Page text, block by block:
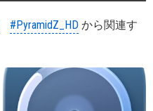
#PyramidZ_HD から関連す